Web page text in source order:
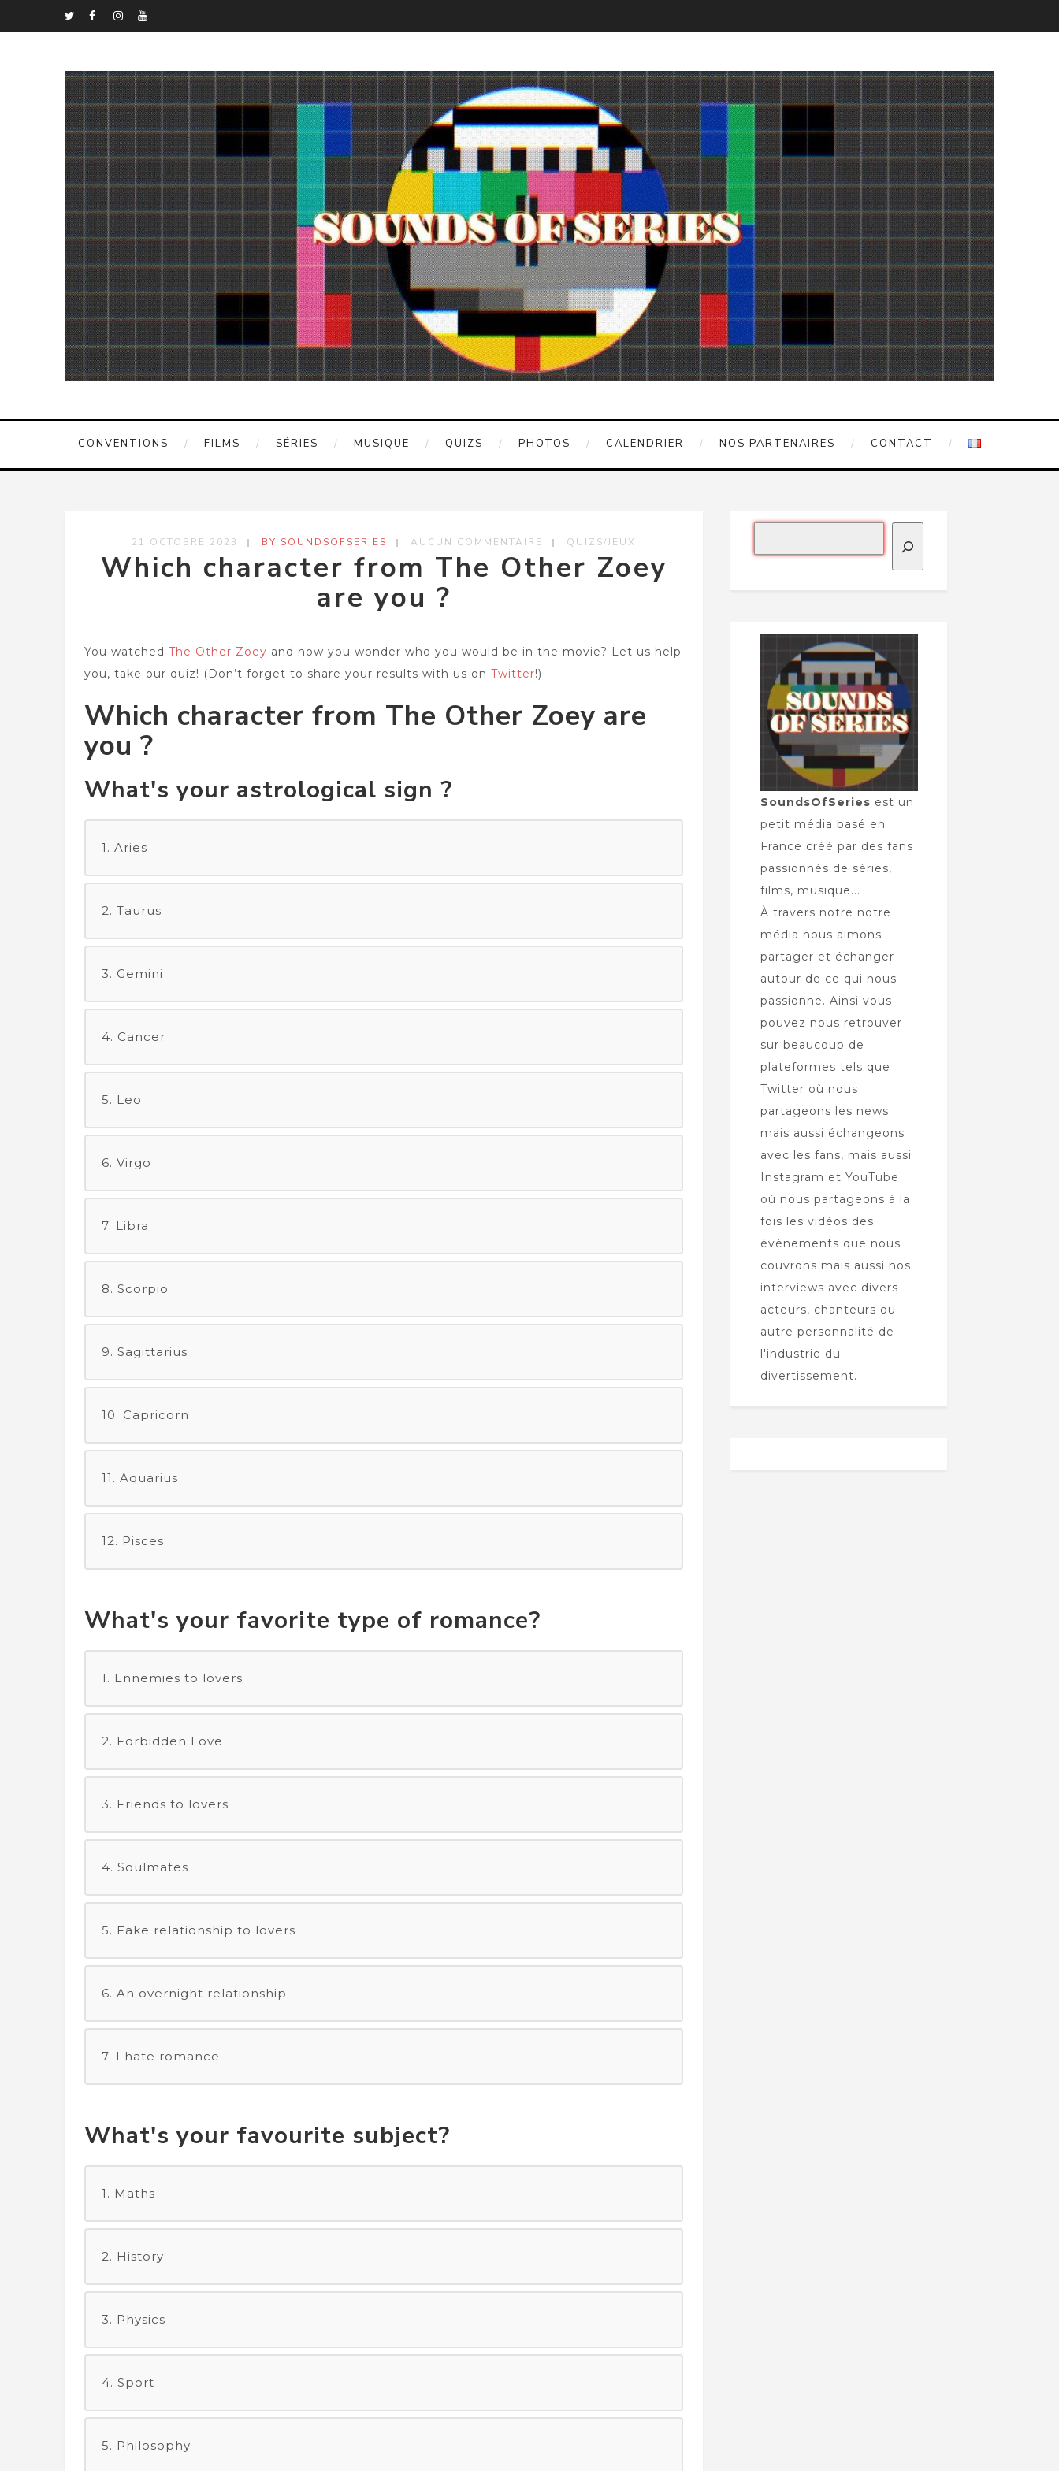
CONVENTIONS FILMS SÉRIES MUSIQUE QUIZS PHOTOS CALENDRIER NOS PARTENAIRES CONTACT
21 OCTOBRE 2023 BY SOUNDSOFSERIES AUCUN COMMENTAIRE QUIZS/JEUX
Which character from The Other Zoey
are you ?
You watched The Other Zoey and now you wonder who you would be in the movie? Let us help
you, take our quiz! (Don’t forget to share your results with us on Twitter!)
Which character from The Other Zoey are
you ?
What's your astrological sign ?
1. Aries
2. Taurus
3. Gemini
4. Cancer
5. Leo
6. Virgo
7. Libra
8. Scorpio
9. Sagittarius
10. Capricorn
11. Aquarius
12. Pisces
What's your favorite type of romance?
1. Ennemies to lovers
2. Forbidden Love
3. Friends to lovers
4. Soulmates
5. Fake relationship to lovers
6. An overnight relationship
7. I hate romance
What's your favourite subject?
1. Maths
2. History
3. Physics
4. Sport
5. Philosophy
SoundsOfSeries est un
petit média basé en
France créé par des fans
passionnés de séries,
films, musique...
À travers notre notre
média nous aimons
partager et échanger
autour de ce qui nous
passionne. Ainsi vous
pouvez nous retrouver
sur beaucoup de
plateformes tels que
Twitter où nous
partageons les news
mais aussi échangeons
avec les fans, mais aussi
Instagram et YouTube
où nous partageons à la
fois les vidéos des
évènements que nous
couvrons mais aussi nos
interviews avec divers
acteurs, chanteurs ou
autre personnalité de
l'industrie du
divertissement.